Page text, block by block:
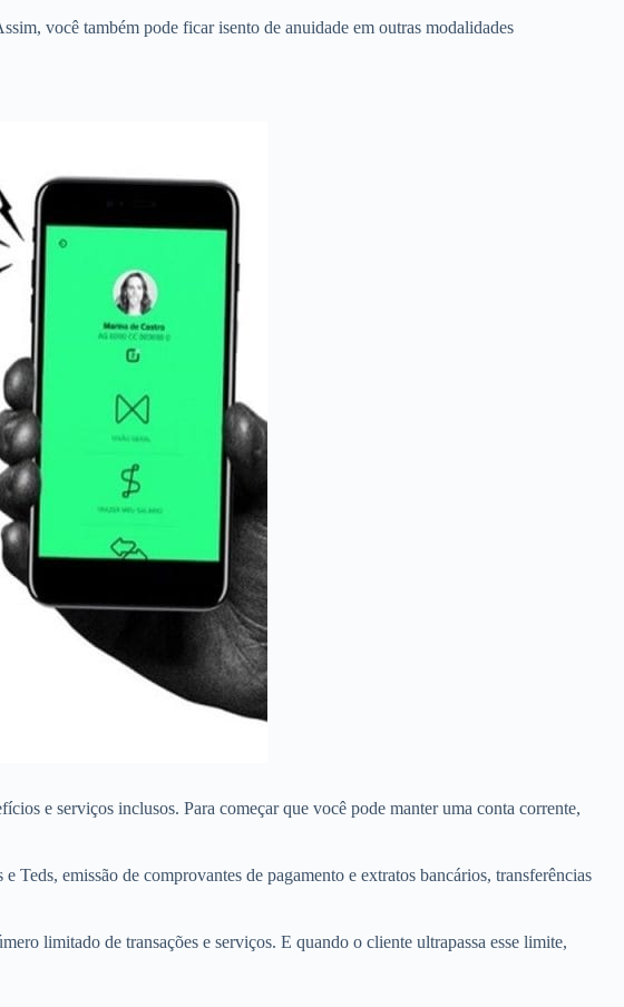
você também pode ficar isento de anuidade em outras modalidades
e serviços inclusos. Para começar que você pode manter uma conta corrente,
emissão de comprovantes de pagamento e extratos bancários, transferências
limitado de transações e serviços. E quando o cliente ultrapassa esse limite,